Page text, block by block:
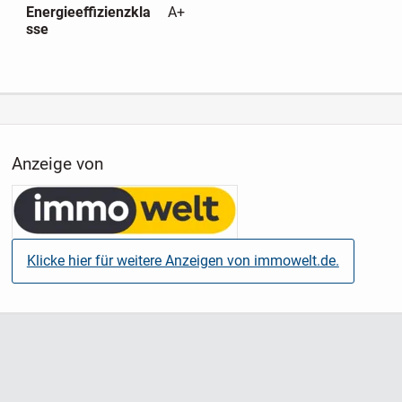
Energieeffizienzkla
sse
A+
Anzeige von
Klicke hier für weitere Anzeigen von immowelt.de.